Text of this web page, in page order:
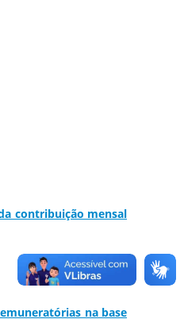
contribuição mensal
na base